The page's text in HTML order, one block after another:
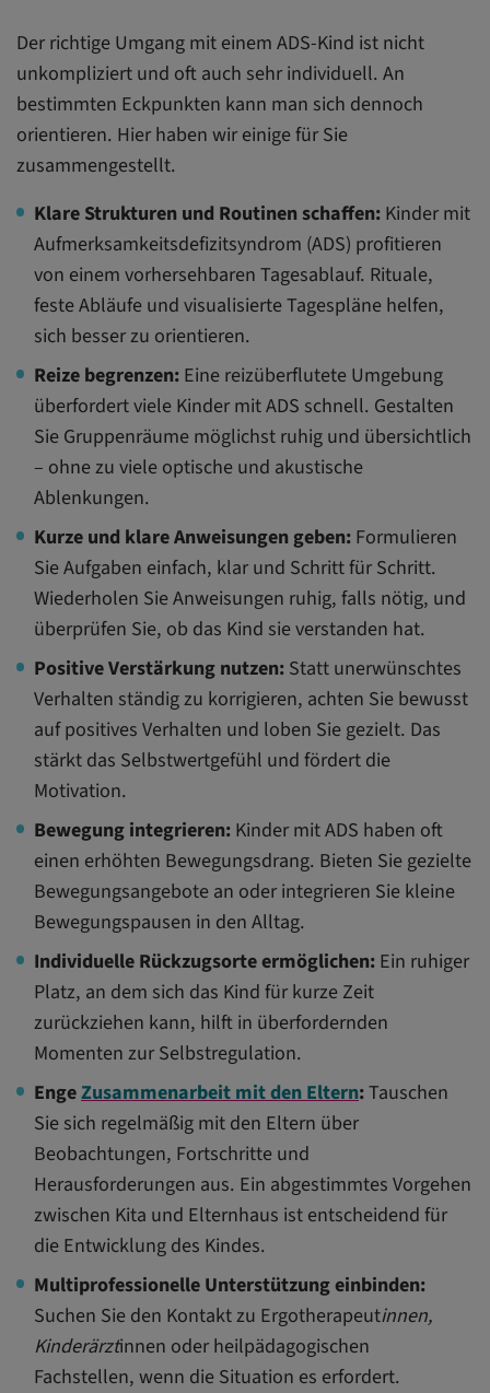
Der richtige Umgang mit einem ADS-Kind ist nicht
unkompliziert und oft auch sehr individuell. An
bestimmten Eckpunkten kann man sich dennoch
orientieren. Hier haben wir einige für Sie
zusammengestellt.
Klare Strukturen und Routinen schaffen:Kinder mit
Aufmerksamkeitsdefizitsyndrom (ADS) profitieren
von einem vorhersehbaren Tagesablauf. Rituale,
feste Abläufe und visualisierte Tagespläne helfen,
sich besser zu orientieren.
Reize begrenzen:Eine reizüberflutete Umgebung
überfordert viele Kinder mit ADS schnell. Gestalten
Sie Gruppenräume möglichst ruhig und übersichtlich
– ohne zu viele optische und akustische
Ablenkungen.
Kurze und klare Anweisungen geben:Formulieren
Sie Aufgaben einfach, klar und Schritt für Schritt.
Wiederholen Sie Anweisungen ruhig, falls nötig, und
überprüfen Sie, ob das Kind sie verstanden hat.
Positive Verstärkung nutzen:Statt unerwünschtes
Verhalten ständig zu korrigieren, achten Sie bewusst
auf positives Verhalten und loben Sie gezielt. Das
stärkt das Selbstwertgefühl und fördert die
Motivation.
Bewegung integrieren:Kinder mit ADS haben oft
einen erhöhten Bewegungsdrang. Bieten Sie gezielte
Bewegungsangebote an oder integrieren Sie kleine
Bewegungspausen in den Alltag.
Individuelle Rückzugsorte ermöglichen:Ein ruhiger
Platz, an dem sich das Kind für kurze Zeit
zurückziehen kann, hilft in überfordernden
Momenten zur Selbstregulation.
EngeZusammenarbeit mit den Eltern:Tauschen
Sie sich regelmäßig mit den Eltern über
Beobachtungen, Fortschritte und
Herausforderungen aus. Ein abgestimmtes Vorgehen
zwischen Kita und Elternhaus ist entscheidend für
die Entwicklung des Kindes.
Multiprofessionelle Unterstützung einbinden:
Suchen Sie den Kontakt zu Ergotherapeutinnen,
Kinderärztinnen oder heilpädagogischen
Fachstellen, wenn die Situation es erfordert.